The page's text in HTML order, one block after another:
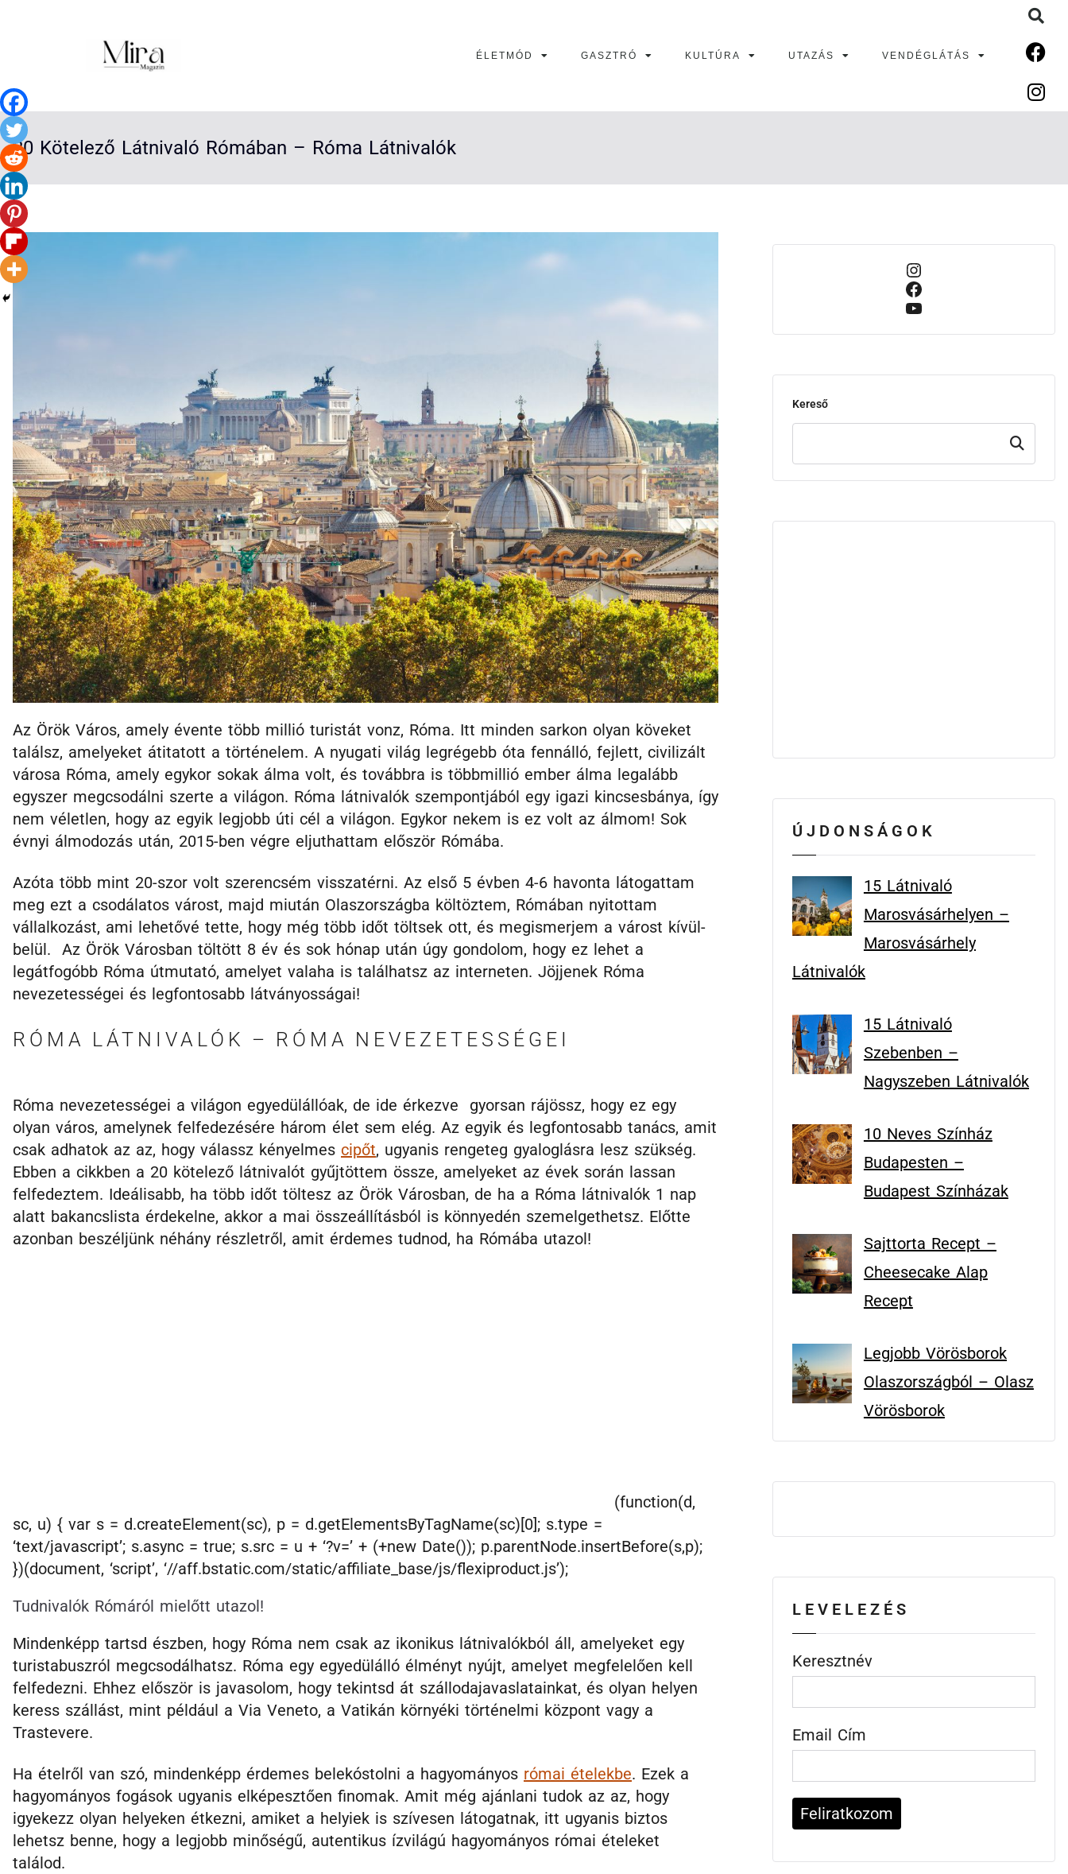
ÉLETMÓD GASZTRÓ KULTÚRA UTAZÁS VENDÉGLÁTÁS
20 Kötelező Látnivaló Rómában – Róma Látnivalók
Az Örök Város, amely évente több millió turistát vonz, Róma. Itt minden sarkon olyan köveket
találsz, amelyeket átitatott a történelem. A nyugati világ legrégebb óta fennálló, fejlett, civilizált
városa Róma, amely egykor sokak álma volt, és továbbra is többmillió ember álma legalább
egyszer megcsodálni szerte a világon. Róma látnivalók szempontjából egy igazi kincsesbánya, így
nem véletlen, hogy az egyik legjobb úti cél a világon. Egykor nekem is ez volt az álmom! Sok
évnyi álmodozás után, 2015-ben végre eljuthattam először Rómába.
Azóta több mint 20-szor volt szerencsém visszatérni. Az első 5 évben 4-6 havonta látogattam
meg ezt a csodálatos várost, majd miután Olaszországba költöztem, Rómában nyitottam
vállalkozást, ami lehetővé tette, hogy még több időt töltsek ott, és megismerjem a várost kívül-
belül. Az Örök Városban töltött 8 év és sok hónap után úgy gondolom, hogy ez lehet a
legátfogóbb Róma útmutató, amelyet valaha is találhatsz az interneten. Jöjjenek Róma
nevezetességei és legfontosabb látványosságai!
RÓMA LÁTNIVALÓK – RÓMA NEVEZETESSÉGEI
Róma nevezetességei a világon egyedülállóak, de ide érkezve gyorsan rájössz, hogy ez egy
olyan város, amelynek felfedezésére három élet sem elég. Az egyik és legfontosabb tanács, amit
csak adhatok az az, hogy válassz kényelmes cipőt, ugyanis rengeteg gyaloglásra lesz szükség.
Ebben a cikkben a 20 kötelező látnivalót gyűjtöttem össze, amelyeket az évek során lassan
felfedeztem. Ideálisabb, ha több időt töltesz az Örök Városban, de ha a Róma látnivalók 1 nap
alatt bakancslista érdekelne, akkor a mai összeállításból is könnyedén szemelgethetsz. Előtte
azonban beszéljünk néhány részletről, amit érdemes tudnod, ha Rómába utazol!
(function(d,
sc, u) { var s = d.createElement(sc), p = d.getElementsByTagName(sc)[0]; s.type =
‘text/javascript’; s.async = true; s.src = u + ‘?v=’ + (+new Date()); p.parentNode.insertBefore(s,p);
})(document, ‘script’, ‘//aff.bstatic.com/static/affiliate_base/js/flexiproduct.js’);
Tudnivalók Rómáról mielőtt utazol!
Mindenképp tartsd észben, hogy Róma nem csak az ikonikus látnivalókból áll, amelyeket egy
turistabuszról megcsodálhatsz. Róma egy egyedülálló élményt nyújt, amelyet megfelelően kell
felfedezni. Ehhez először is javasolom, hogy tekintsd át szállodajavaslatainkat, és olyan helyen
keress szállást, mint például a Via Veneto, a Vatikán környéki történelmi központ vagy a
Trastevere.
Ha ételről van szó, mindenképp érdemes belekóstolni a hagyományos római ételekbe. Ezek a
hagyományos fogások ugyanis elképesztően finomak. Amit még ajánlani tudok az az, hogy
igyekezz olyan helyeken étkezni, amiket a helyiek is szívesen látogatnak, itt ugyanis biztos
lehetsz benne, hogy a legjobb minőségű, autentikus ízvilágú hagyományos római ételeket
találod.
Kereső
Keresd
ÚJDONSÁGOK
15 Látnivaló
Marosvásárhelyen –
Marosvásárhely
Látnivalók
15 Látnivaló
Szebenben –
Nagyszeben Látnivalók
10 Neves Színház
Budapesten –
Budapest Színházak
Sajttorta Recept –
Cheesecake Alap
Recept
Legjobb Vörösborok
Olaszországból – Olasz
Vörösborok
LEVELEZÉS
Keresztnév
Email Cím